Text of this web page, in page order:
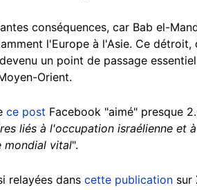
conséquences, car Bab el-
l'Europe à l'Asie. Ce
un point de passage
Orient.
ce post Facebook "aimé" presque
liés à l'occupation israélienne et
mondial vital".
relayées dans cette publication sur